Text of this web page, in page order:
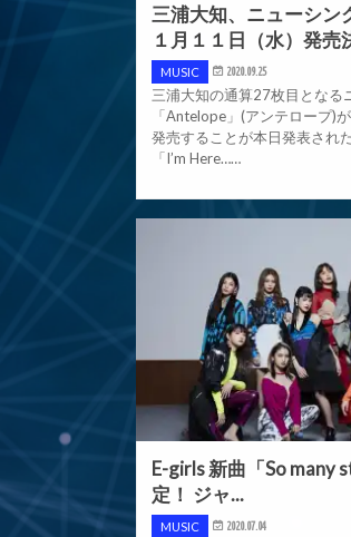
三浦大知、ニューシン
１月１１日（水）発売
MUSIC 2020.09.25
三浦大知の通算27枚目となる
「Antelope」(アンテロープ)
発売することが本日発表され
「I’m Here……
E-girls 新曲「So many
定！ ジャ...
MUSIC 2020.07.04